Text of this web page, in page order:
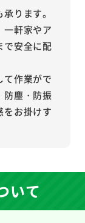
ります。
一軒家やア
で安全に配
て作業がで
防塵・防振
をお掛けす
いて